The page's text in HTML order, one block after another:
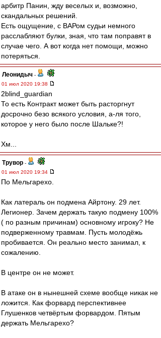
арбитр Панин, жду веселых и, возможно,
скандальных решений.
Есть ощущение, с ВАРом судьи немного
расслабляют булки, зная, что там поправят в
случае чего. А вот когда нет помощи, можно
потеряться.
Леонидыч -
01 июл 2020 19:38
2blind_guardian
То есть Контракт может быть расторгнут
досрочно безо всякого условия, а-ля того,
которое у него было после Шальке?!
Хм...
Трувор -
01 июл 2020 19:34
По Мельгарехо.
Как латераль он подмена Айртону. 29 лет.
Легионер. Зачем держать такую подмену 100%
( по разным причинам) основному игроку? Не
подверженному травмам. Пусть молодёжь
пробивается. Он реально место занимал, к
сожалению.
В центре он не может.
В атаке он в нынешней схеме вообще никак не
ложится. Как форвард перспективнее
Глушенков четвёртым форвардом. Пятым
держать Мельгарехо?